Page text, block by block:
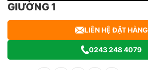
GIƯỜNG 1
LIÊN HỆ ĐẶT HÀNG
0243 248 4079